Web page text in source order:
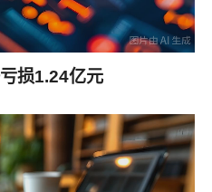
损1.24亿元